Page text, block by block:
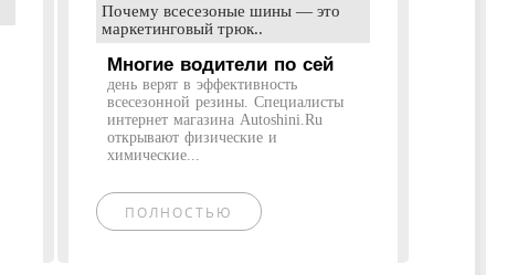
Почему всесезоные шины — это
маркетинговый трюк..
Многие водители по сей
день верят в эффективность
всесезонной резины. Специалисты
интернет магазина Autoshini.Ru
открывают физические и
химические...
ПОЛНОСТЬЮ